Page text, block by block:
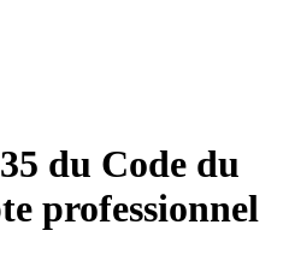
du Code du
professionnel